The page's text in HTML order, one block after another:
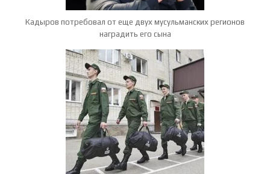
Кадыров потребовал от еще двух мусульманских регионов
наградить его сына